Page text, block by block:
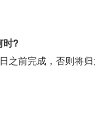
时?
之前完成，否则将